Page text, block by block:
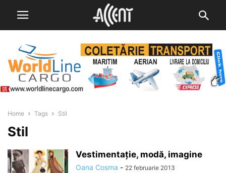
Home Tags Stil
Stil
Vestimentație, modă, imagine
Oana Cosma - 22 februarie 2013